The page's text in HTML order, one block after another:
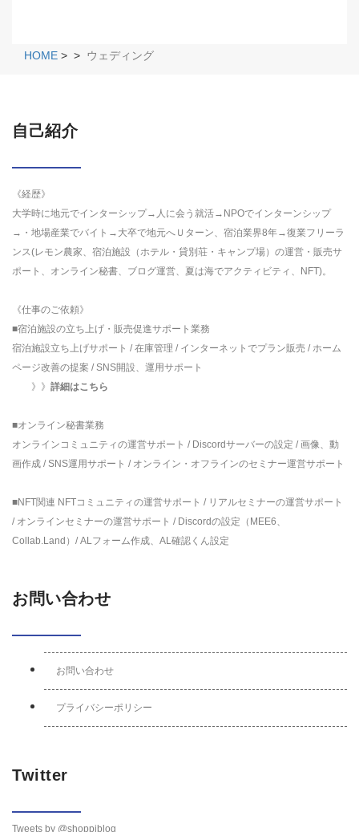
HOME > > ウェディング
自己紹介
《経歴》
大学時に地元でインターシップ→人に会う就活→NPOでインターンシップ
→・地場産業でバイト→大卒で地元へＵターン、宿泊業界8年→復業フリーラ
ンス(レモン農家、宿泊施設（ホテル・貸別荘・キャンプ場）の運営・販売サ
ポート、オンライン秘書、ブログ運営、夏は海でアクティビティ、NFT)。
《仕事のご依頼》
■宿泊施設の立ち上げ・販売促進サポート業務
宿泊施設立ち上げサポート / 在庫管理 / インターネットでプラン販売 / ホーム
ページ改善の提案 / SNS開設、運用サポート
》》 詳細はこちら
■オンライン秘書業務
オンラインコミュニティの運営サポート / Discordサーバーの設定 / 画像、動
画作成 / SNS運用サポート / オンライン・オフラインのセミナー運営サポート
■NFT関連 NFTコミュニティの運営サポート / リアルセミナーの運営サポート
/ オンラインセミナーの運営サポート / Discordの設定（MEE6、
Collab.Land）/ ALフォーム作成、AL確認くん設定
お問い合わせ
お問い合わせ
プライバシーポリシー
Twitter
Tweets by @shoppiblog